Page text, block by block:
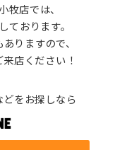
牧店では、
ております。
りますので、
店ください！
をお探しなら